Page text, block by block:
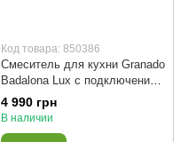
Код товара: 850386
Смеситель для кухни Granado
Badalona Lux с подключением
питьевой воды (inox)
4 990 грн
В наличии